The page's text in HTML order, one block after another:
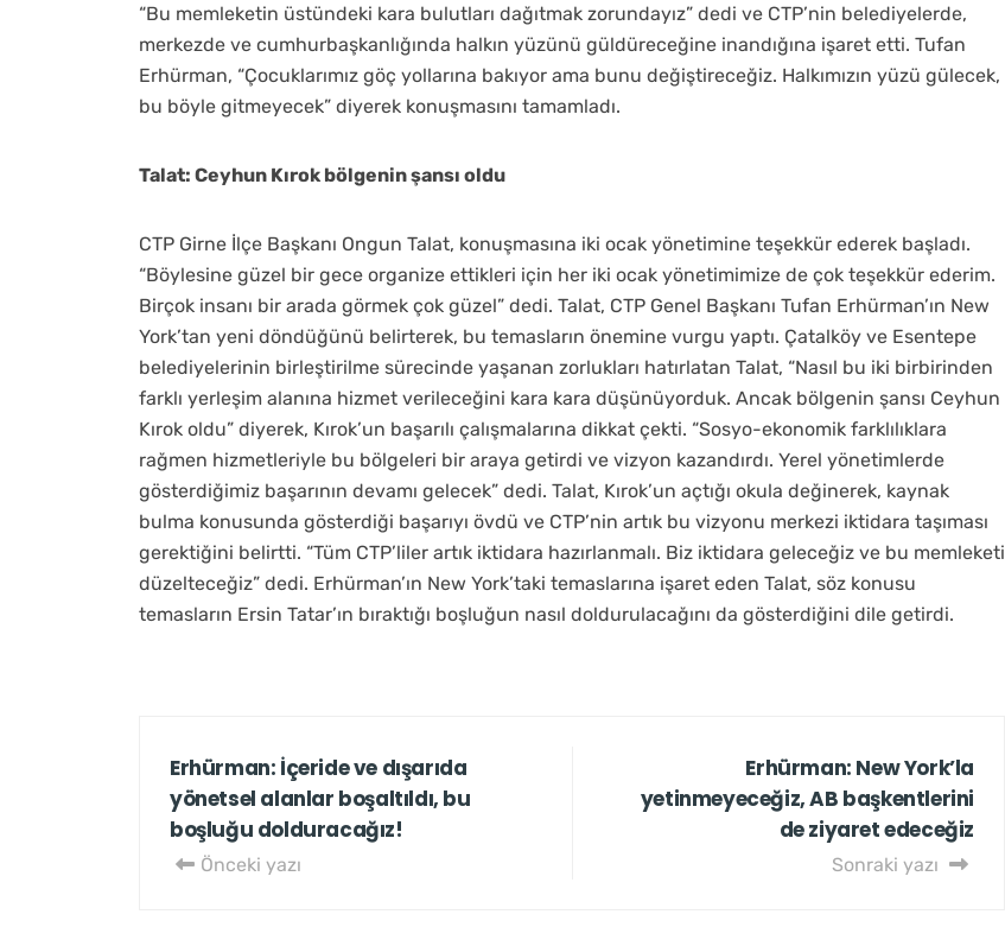
“Bu memleketin üstündeki kara bulutları dağıtmak zorundayız” dedi ve CTP’nin belediyelerde,
merkezde ve cumhurbaşkanlığında halkın yüzünü güldüreceğine inandığına işaret etti. Tufan
Erhürman, “Çocuklarımız göç yollarına bakıyor ama bunu değiştireceğiz. Halkımızın yüzü gülecek,
bu böyle gitmeyecek” diyerek konuşmasını tamamladı.
Talat: Ceyhun Kırok bölgenin şansı oldu
CTP Girne İlçe Başkanı Ongun Talat, konuşmasına iki ocak yönetimine teşekkür ederek başladı.
“Böylesine güzel bir gece organize ettikleri için her iki ocak yönetimimize de çok teşekkür ederim.
Birçok insanı bir arada görmek çok güzel” dedi. Talat, CTP Genel Başkanı Tufan Erhürman’ın New
York’tan yeni döndüğünü belirterek, bu temasların önemine vurgu yaptı. Çatalköy ve Esentepe
belediyelerinin birleştirilme sürecinde yaşanan zorlukları hatırlatan Talat, “Nasıl bu iki birbirinden
farklı yerleşim alanına hizmet verileceğini kara kara düşünüyorduk. Ancak bölgenin şansı Ceyhun
Kırok oldu” diyerek, Kırok’un başarılı çalışmalarına dikkat çekti. “Sosyo-ekonomik farklılıklara
rağmen hizmetleriyle bu bölgeleri bir araya getirdi ve vizyon kazandırdı. Yerel yönetimlerde
gösterdiğimiz başarının devamı gelecek” dedi. Talat, Kırok’un açtığı okula değinerek, kaynak
bulma konusunda gösterdiği başarıyı övdü ve CTP’nin artık bu vizyonu merkezi iktidara taşıması
gerektiğini belirtti. “Tüm CTP’liler artık iktidara hazırlanmalı. Biz iktidara geleceğiz ve bu memleketi
düzelteceğiz” dedi. Erhürman’ın New York’taki temaslarına işaret eden Talat, söz konusu
temasların Ersin Tatar’ın bıraktığı boşluğun nasıl doldurulacağını da gösterdiğini dile getirdi.
Erhürman: İçeride ve dışarıda
yönetsel alanlar boşaltıldı, bu
boşluğu dolduracağız!
Önceki yazı
Erhürman: New York’la
yetinmeyeceğiz, AB başkentlerini
de ziyaret edeceğiz
Sonraki yazı